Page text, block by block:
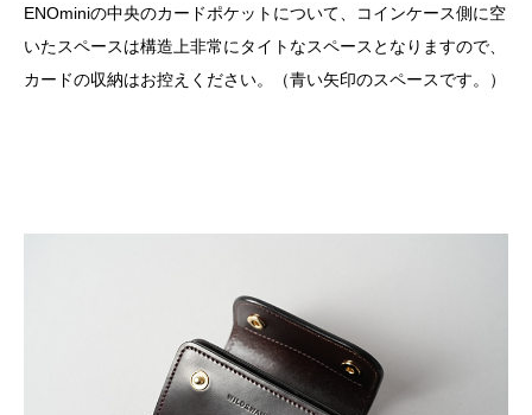
ENOminiの中央のカードポケットについて、コインケース側に空
いたスペースは構造上非常にタイトなスペースとなりますので、
カードの収納はお控えください。（青い矢印のスペースです。）